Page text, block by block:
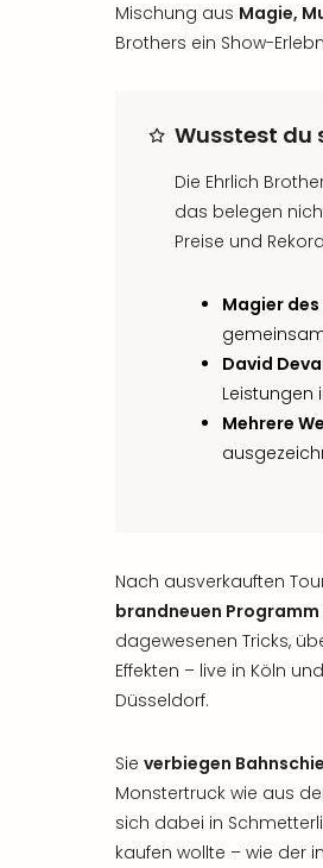
Mischung aus Magie,
Brothers ein Show-
Wusstest du
Die Ehrlich
das belegen
Preise und
Magier
David
Leistungen
Mehrere
Nach ausverkauften
brandneuen Programm
dagewesenen Tricks,
Effekten – live in Köln
Düsseldorf.
Sie verbiegen
Monstertruck wie aus
sich dabei in
kaufen wollte – wie der